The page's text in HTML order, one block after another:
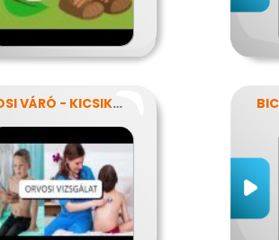
ORVOSI VÁRÓ - KICSIKNEK